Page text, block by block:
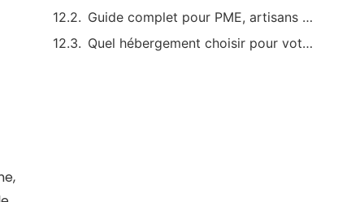
Guide complet pour PME, artisans et commerçants
Quel hébergement choisir pour votre site internet ? Comparatif pratique pour les entreprises locales